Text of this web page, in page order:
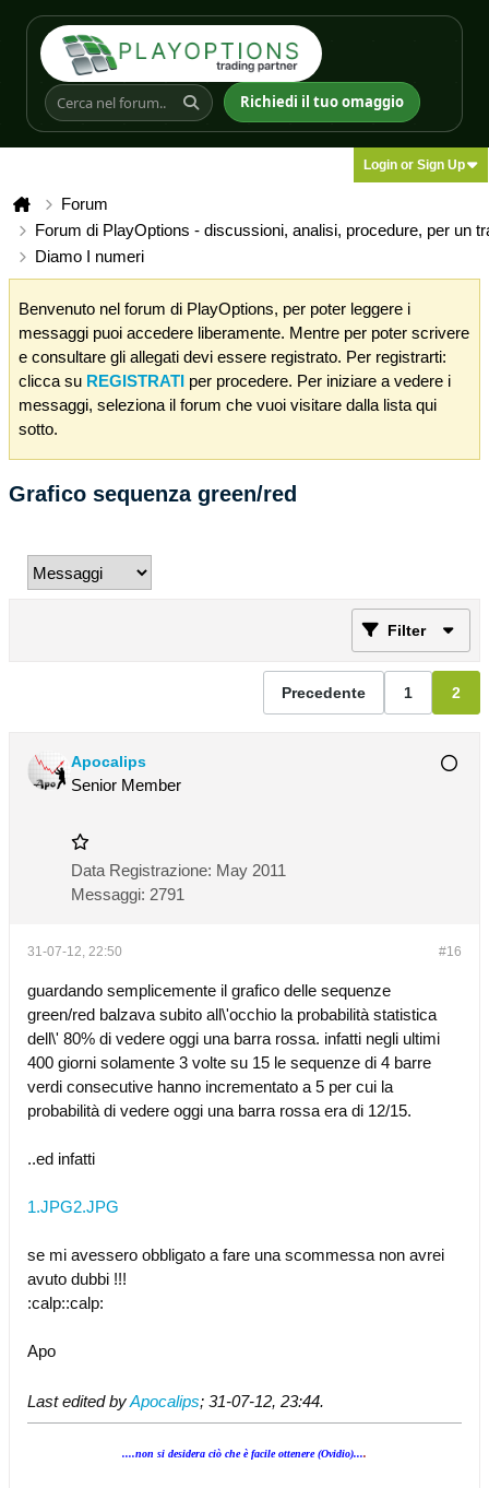
Richiedi il tuo omaggio
Login or Sign Up
Forum
Forum di PlayOptions - discussioni, analisi, procedure, per un
Diamo I numeri
Benvenuto nel forum di PlayOptions, per poter leggere i
messaggi puoi accedere liberamente. Mentre per poter scrivere
e consultare gli allegati devi essere registrato. Per registrarti:
clicca su REGISTRATI per procedere. Per iniziare a vedere i
messaggi, seleziona il forum che vuoi visitare dalla lista qui
sotto.
Grafico sequenza green/red
Filter
Precedente 1 2
Apocalips
Senior Member
Data Registrazione: May 2011
Messaggi: 2791
#16
31-07-12, 22:50
guardando semplicemente il grafico delle sequenze
green/red balzava subito all\'occhio la probabilità statistica
dell\' 80% di vedere oggi una barra rossa. infatti negli ultimi
400 giorni solamente 3 volte su 15 le sequenze di 4 barre
verdi consecutive hanno incrementato a 5 per cui la
probabilità di vedere oggi una barra rossa era di 12/15.
..ed infatti
1.JPG2.JPG
se mi avessero obbligato a fare una scommessa non avrei
avuto dubbi !!!
:calp::calp:
Apo
Last edited byApocalips; 31-07-12, 23:44.
....non si desidera ciò che è facile ottenere (Ovidio)....